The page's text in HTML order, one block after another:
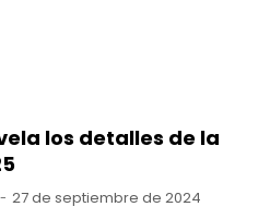
los detalles de la
27 de septiembre de 2024